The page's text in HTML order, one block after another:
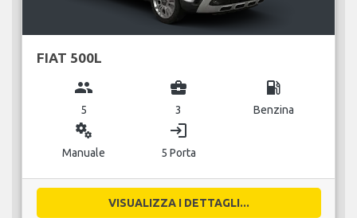
FIAT 500L
group
5
business_center
3
local_gas_station
Benzina
miscellaneous_services
Manuale
login
5 Porta
VISUALIZZA I DETTAGLI...